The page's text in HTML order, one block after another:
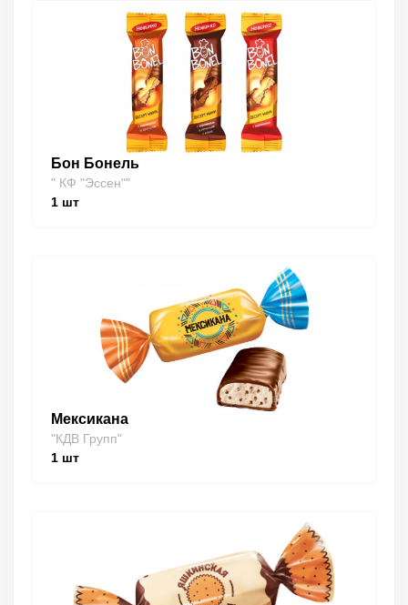
Бон Бонель
" КФ "Эссен""
1 шт
Мексикана
"КДВ Групп"
1 шт